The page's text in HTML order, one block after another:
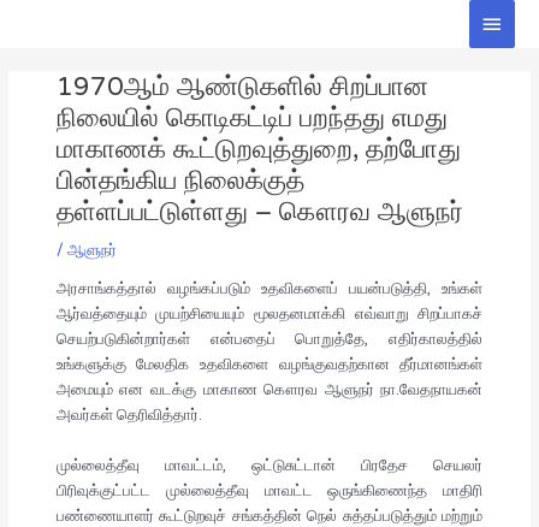
Main
1970ஆம் ஆண்டுகளில் சிறப்பான
நிலையில் கொடிகட்டிப் பறந்தது எமது
மாகாணக் கூட்டுறவுத்துறை, தற்போது
பின்தங்கிய நிலைக்குத்
தள்ளப்பட்டுள்ளது – கௌரவ ஆளுநர்
/ ஆளுநர்
அரசாங்கத்தால் வழங்கப்படும் உதவிகளைப் பயன்படுத்தி, உங்கள்
ஆர்வத்தையும் முயற்சியையும் மூலதனமாக்கி எவ்வாறு சிறப்பாகச்
செயற்படுகின்றார்கள் என்பதைப் பொறுத்தே, எதிர்காலத்தில்
உங்களுக்கு மேலதிக உதவிகளை வழங்குவதற்கான தீர்மானங்கள்
அமையும் என வடக்கு மாகாண கௌரவ ஆளுநர் நா.வேதநாயகன்
அவர்கள் தெரிவித்தார்.
முல்லைத்தீவு மாவட்டம், ஒட்டுசுட்டான் பிரதேச செயலர்
பிரிவுக்குட்பட்ட முல்லைத்தீவு மாவட்ட ஒருங்கிணைந்த மாதிரி
பண்ணையாளர் கூட்டுறவுச் சங்கத்தின் நெல் சுத்தப்படுத்தும் மற்றும்
navigation